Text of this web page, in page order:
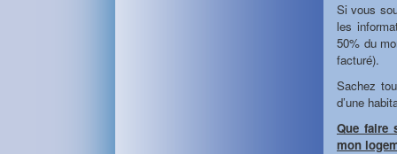
Si vous
les
50% du
facturé).
Sachez
d’une
Que faire
mon